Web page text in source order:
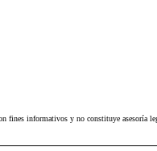
fines informativos y no constituye asesoría